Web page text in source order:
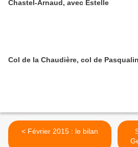
Chastel-Arnaud, avec Estelle
Col de la Chaudière, col de Pasqualin
< Février 2015 : le bilan